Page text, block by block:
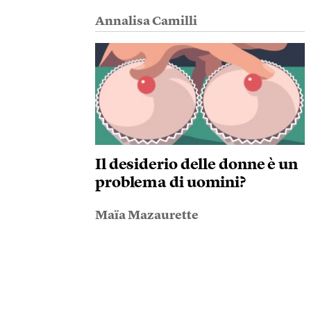
Annalisa Camilli
Il desiderio delle donne è un
problema di uomini?
Maïa Mazaurette